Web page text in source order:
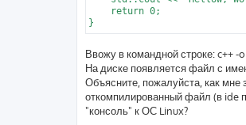
    return 0;
Ввожу в командной строке: c++ -
На диске появляется файл с
Объясните, пожалуйста, как
откомпилированный файл (в ide
"консоль" к ОС Linux?